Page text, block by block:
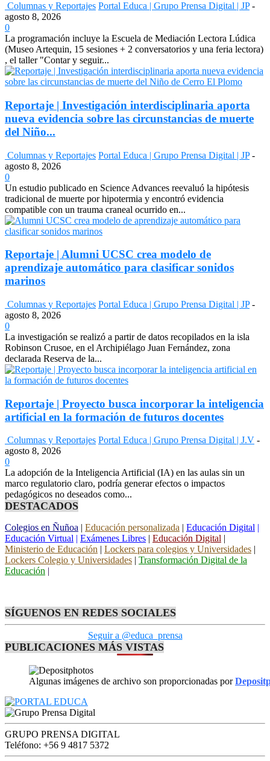
Columnas y Reportajes Portal Educa | Grupo Prensa Digital | JP -
agosto 8, 2026
0
La programación incluye la Escuela de Mediación Lectora Lúdica
(Museo Artequin, 15 sesiones + 2 conversatorios y una feria lectora)
, el taller "Contar y seguir...
Reportaje | Investigación interdisciplinaria aporta
nueva evidencia sobre las circunstancias de muerte
del Niño...
Columnas y Reportajes Portal Educa | Grupo Prensa Digital | JP -
agosto 8, 2026
0
Un estudio publicado en Science Advances reevaluó la hipótesis
tradicional de muerte por hipotermia y encontró evidencia
compatible con un trauma craneal ocurrido en...
Reportaje | Alumni UCSC crea modelo de
aprendizaje automático para clasificar sonidos
marinos
Columnas y Reportajes Portal Educa | Grupo Prensa Digital | JP -
agosto 8, 2026
0
La investigación se realizó a partir de datos recopilados en la isla
Robinson Crusoe, en el Archipiélago Juan Fernández, zona
declarada Reserva de la...
Reportaje | Proyecto busca incorporar la inteligencia
artificial en la formación de futuros docentes
Columnas y Reportajes Portal Educa | Grupo Prensa Digital | J.V -
agosto 8, 2026
0
La adopción de la Inteligencia Artificial (IA) en las aulas sin un
marco regulatorio claro, podría generar efectos o impactos
pedagógicos no deseados como...
DESTACADOS
Colegios en Ñuñoa | Educación personalizada | Educación Digital |
Educación Virtual | Exámenes Libres | Educación Digital |
Ministerio de Educación | Lockers para colegios y Universidades |
Lockers Colegio y Universidades | Transformación Digital de la
Educación |
SÍGUENOS EN REDES SOCIALES
Seguir a @educa_prensa
PUBLICACIONES MÁS VISTAS
Algunas imágenes de archivo son proporcionadas por
GRUPO PRENSA DIGITAL
Teléfono: +56 9 4817 5372